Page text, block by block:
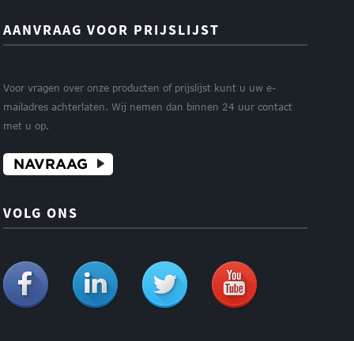
AANVRAAG VOOR PRIJSLIJST
Voor vragen over onze producten of prijslijst kunt u uw e-
mailadres achterlaten. Wij nemen dan binnen 24 uur contact
met u op.
NAVRAAG
VOLG ONS